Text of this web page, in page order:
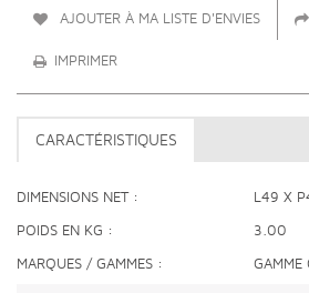
AJOUTER À MA LISTE D'ENVIES
IMPRIMER
CARACTÉRISTIQUES
DIMENSIONS NET L49 X
POIDS EN KG 3.00
MARQUES / GAMMES GAMME